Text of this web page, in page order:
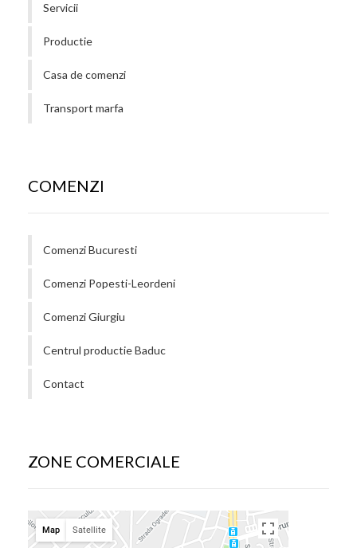
Servicii
Productie
Casa de comenzi
Transport marfa
COMENZI
Comenzi Bucuresti
Comenzi Popesti-Leordeni
Comenzi Giurgiu
Centrul productie Baduc
Contact
ZONE COMERCIALE